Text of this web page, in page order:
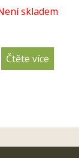
skladem
Čtěte více